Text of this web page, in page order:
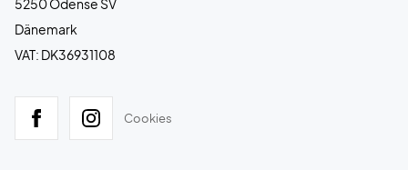
5250 Odense SV
Dänemark
VAT: DK36931108
Cookies